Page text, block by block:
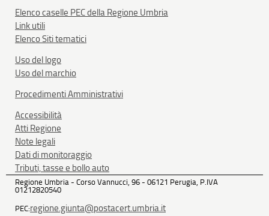
Elenco caselle PEC della Regione Umbria
Link utili
Elenco Siti tematici
Uso del logo
Uso del marchio
Procedimenti Amministrativi
Accessibilità
Atti Regione
Note legali
Dati di monitoraggio
Tributi, tasse e bollo auto
Regione Umbria - Corso Vannucci, 96 - 06121 Perugia, P.IVA
01212820540
PEC:regione.giunta@postacert.umbria.it